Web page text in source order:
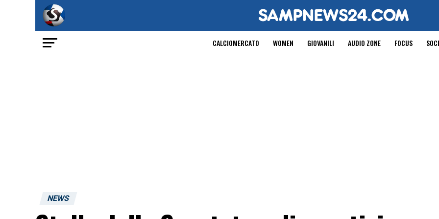
CALCIOMERCATO WOMEN GIOVANILI AUDIO ZONE FOCUS
NEWS